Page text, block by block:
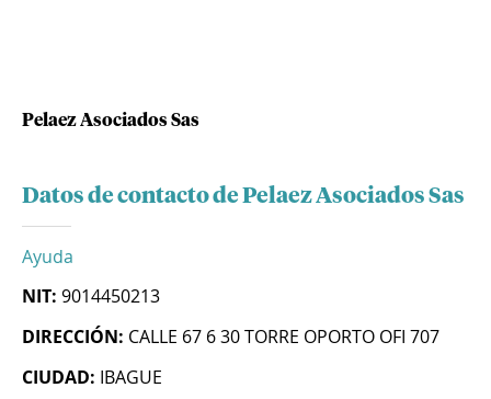
Pelaez Asociados Sas
Datos de contacto de Pelaez Asociados Sas
Ayuda
NIT: 9014450213
DIRECCIÓN: CALLE 67 6 30 TORRE OPORTO OFI 707
CIUDAD: IBAGUE